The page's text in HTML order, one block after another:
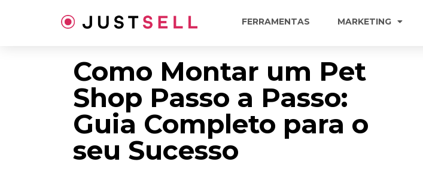
FERRAMENTAS MARKETING
Como Montar um Pet
Shop Passo a Passo:
Guia Completo para o
seu Sucesso